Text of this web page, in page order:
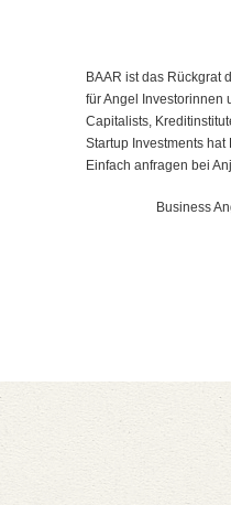
BAAR ist das Rückgrat
für Angel Investorinnen
Capitalists,
Startup Investments
Einfach anfragen bei
Business